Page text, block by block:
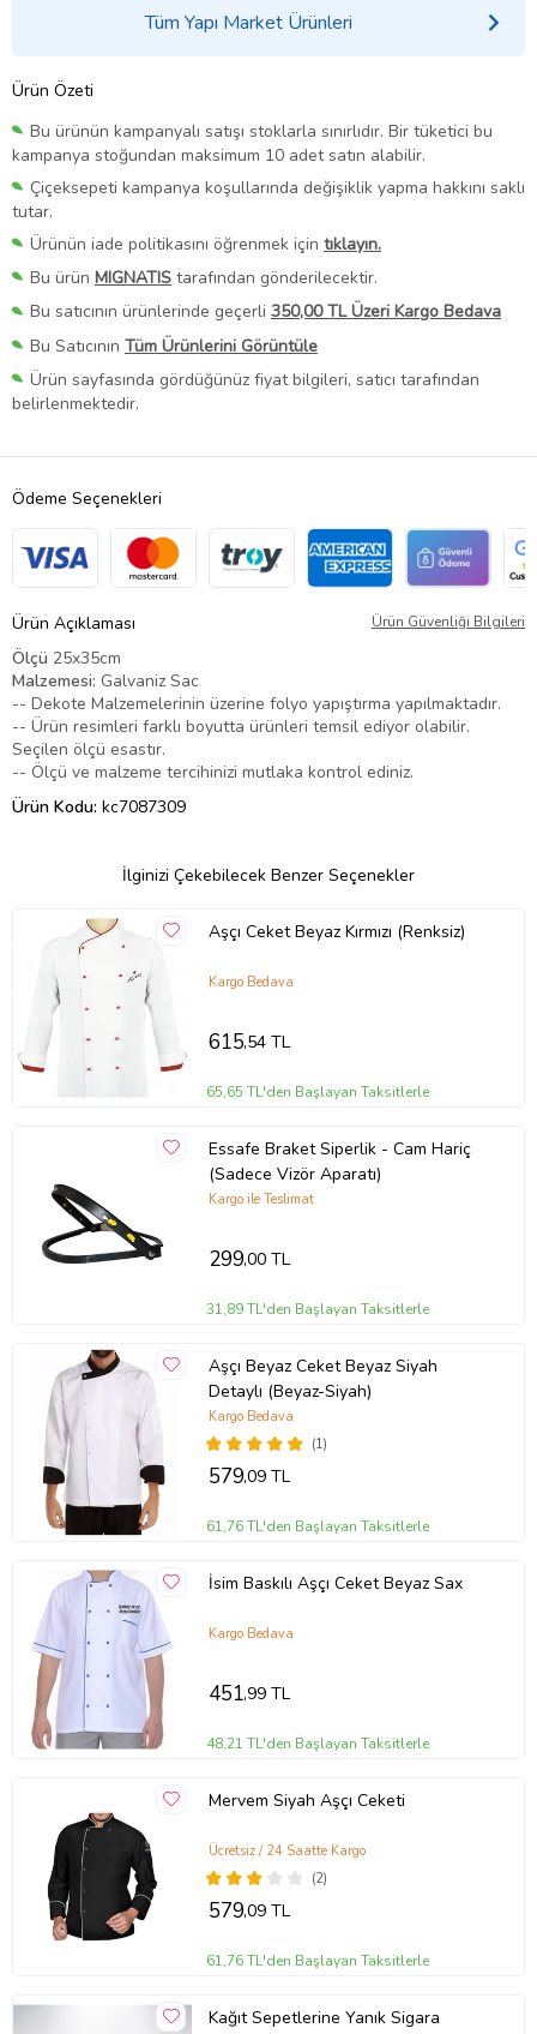
Tüm Yapı Market Ürünleri
Ürün Özeti
Bu ürünün kampanyalı satışı stoklarla sınırlıdır. Bir tüketici bu
kampanya stoğundan maksimum 10 adet satın alabilir.
Çiçeksepeti kampanya koşullarında değişiklik yapma hakkını saklı
tutar.
Ürünün iade politikasını öğrenmek için tıklayın.
Bu ürün MIGNATIS tarafından gönderilecektir.
Bu satıcının ürünlerinde geçerli 350,00 TL Üzeri Kargo Bedava
Bu Satıcının Tüm Ürünlerini Görüntüle
Ürün sayfasında gördüğünüz fiyat bilgileri, satıcı tarafından
belirlenmektedir.
Ödeme Seçenekleri
Ürün Açıklaması Ürün Güvenliği Bilgileri
Ölçü 25x35cm
Malzemesi: Galvaniz Sac
-- Dekote Malzemelerinin üzerine folyo yapıştırma yapılmaktadır.
-- Ürün resimleri farklı boyutta ürünleri temsil ediyor olabilir.
Seçilen ölçü esastır.
-- Ölçü ve malzeme tercihinizi mutlaka kontrol ediniz.
Ürün Kodu: kc7087309
İlginizi Çekebilecek Benzer Seçenekler
Aşçı Ceket Beyaz Kırmızı (Renksiz)
Kargo Bedava
615,54 TL
65,65 TL'den Başlayan Taksitlerle
Essafe Braket Siperlik - Cam Hariç
(Sadece Vizör Aparatı)
Kargo ile Teslimat
299,00 TL
31,89 TL'den Başlayan Taksitlerle
Aşçı Beyaz Ceket Beyaz Siyah
Detaylı (Beyaz-Siyah)
(1)
Kargo Bedava
579,09 TL
61,76 TL'den Başlayan Taksitlerle
İsim Baskılı Aşçı Ceket Beyaz Sax
Kargo Bedava
451,99 TL
48,21 TL'den Başlayan Taksitlerle
Mervem Siyah Aşçı Ceketi
(2)
Ücretsiz / 24 Saatte Kargo
579,09 TL
61,76 TL'den Başlayan Taksitlerle
Kağıt Sepetlerine Yanık Sigara